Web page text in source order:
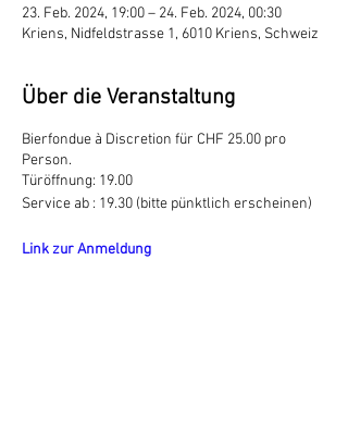
23. Feb. 2024, 19:00 – 24. Feb. 2024, 00:30
Kriens, Nidfeldstrasse 1, 6010 Kriens, Schweiz
Über die Veranstaltung
Bierfondue à Discretion für CHF 25.00 pro
Person.
Türöffnung: 19.00
Service ab : 19.30 (bitte pünktlich erscheinen)
Link zur Anmeldung